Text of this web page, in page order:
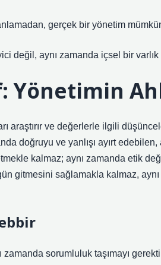
gerçek bir yönetim
değil, aynı zamanda içsel bir
Yönetimin
araştırır ve değerlerle ilgili
doğruyu ve yanlışı ayırt
kalmaz; aynı zamanda etik
gitmesini sağlamakla kalmaz,
sorumluluk taşımayı